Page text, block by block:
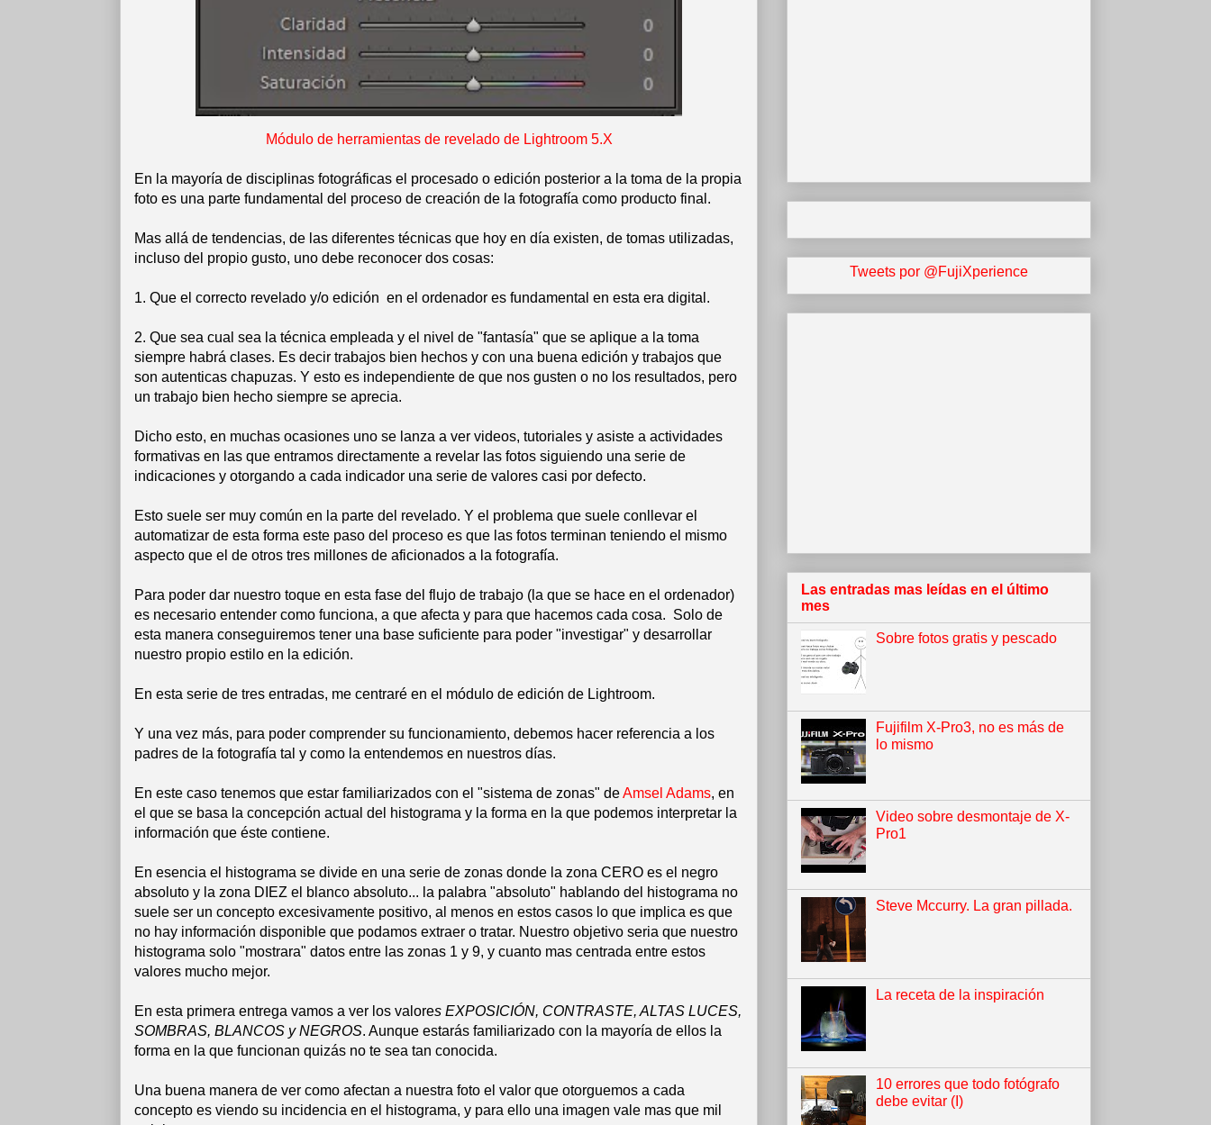
Módulo de herramientas de revelado de Lightroom 5.X
En la mayoría de disciplinas fotográficas el procesado o edición posterior a la toma de la propia
foto es una parte fundamental del proceso de creación de la fotografía como producto final.
Mas allá de tendencias, de las diferentes técnicas que hoy en día existen, de tomas utilizadas,
incluso del propio gusto, uno debe reconocer dos cosas:
1. Que el correcto revelado y/o edición en el ordenador es fundamental en esta era digital.
2. Que sea cual sea la técnica empleada y el nivel de "fantasía" que se aplique a la toma
siempre habrá clases. Es decir trabajos bien hechos y con una buena edición y trabajos que
son autenticas chapuzas. Y esto es independiente de que nos gusten o no los resultados, pero
un trabajo bien hecho siempre se aprecia.
Dicho esto, en muchas ocasiones uno se lanza a ver videos, tutoriales y asiste a actividades
formativas en las que entramos directamente a revelar las fotos siguiendo una serie de
indicaciones y otorgando a cada indicador una serie de valores casi por defecto.
Esto suele ser muy común en la parte del revelado. Y el problema que suele conllevar el
automatizar de esta forma este paso del proceso es que las fotos terminan teniendo el mismo
aspecto que el de otros tres millones de aficionados a la fotografía.
Para poder dar nuestro toque en esta fase del flujo de trabajo (la que se hace en el ordenador)
es necesario entender como funciona, a que afecta y para que hacemos cada cosa. Solo de
esta manera conseguiremos tener una base suficiente para poder "investigar" y desarrollar
nuestro propio estilo en la edición.
En esta serie de tres entradas, me centraré en el módulo de edición de Lightroom.
Y una vez más, para poder comprender su funcionamiento, debemos hacer referencia a los
padres de la fotografía tal y como la entendemos en nuestros días.
En este caso tenemos que estar familiarizados con el "sistema de zonas" deAmsel Adams, en
el que se basa la concepción actual del histograma y la forma en la que podemos interpretar la
información que éste contiene.
En esencia el histograma se divide en una serie de zonas donde la zona CERO es el negro
absoluto y la zona DIEZ el blanco absoluto... la palabra "absoluto" hablando del histograma no
suele ser un concepto excesivamente positivo, al menos en estos casos lo que implica es que
no hay información disponible que podamos extraer o tratar. Nuestro objetivo seria que nuestro
histograma solo "mostrara" datos entre las zonas 1 y 9, y cuanto mas centrada entre estos
valores mucho mejor.
En esta primera entrega vamos a ver los valores EXPOSICIÓN, CONTRASTE, ALTAS LUCES,
SOMBRAS, BLANCOS y NEGROS. Aunque estarás familiarizado con la mayoría de ellos la
forma en la que funcionan quizás no te sea tan conocida.
Una buena manera de ver como afectan a nuestra foto el valor que otorguemos a cada
concepto es viendo su incidencia en el histograma, y para ello una imagen vale mas que mil
Tweets por @FujiXperience
Las entradas mas leídas en el último
mes
Sobre fotos gratis y pescado
Fujifilm X-Pro3, no es más de
lo mismo
Video sobre desmontaje de X-
Pro1
Steve Mccurry. La gran pillada.
La receta de la inspiración
10 errores que todo fotógrafo
debe evitar (I)